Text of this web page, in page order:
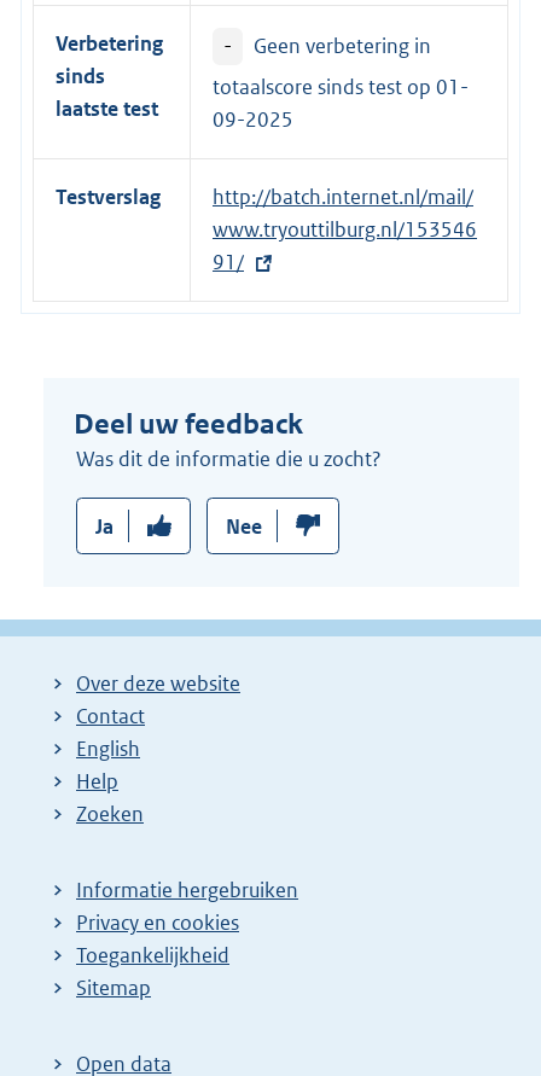
k
:
Verbetering
sinds
laatste test
-
Geen verbetering in
totaalscore sinds test op 01-
09-2025
Testverslag
E
x
t
e
l
i
:
http://batch.internet.nl/mail/
www.tryouttilburg.nl/153546
91/
Deel uw feedback
Was dit de informatie die u zocht?
Ja Nee
Over deze website
Contact
English
Help
Zoeken
Informatie hergebruiken
Privacy en cookies
Toegankelijkheid
Sitemap
Open data